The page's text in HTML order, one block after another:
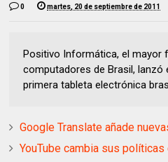
0 martes, 20 de septiembre de 2011
Positivo Informática, el mayor
computadores de Brasil, lanzó
primera tableta electrónica
Google Translate añade
YouTube cambia sus